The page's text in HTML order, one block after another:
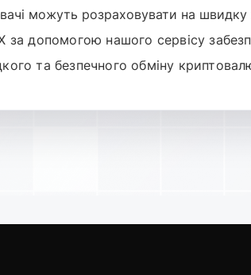
можуть розраховувати на швидку
допомогою нашого сервісу
та безпечного обміну